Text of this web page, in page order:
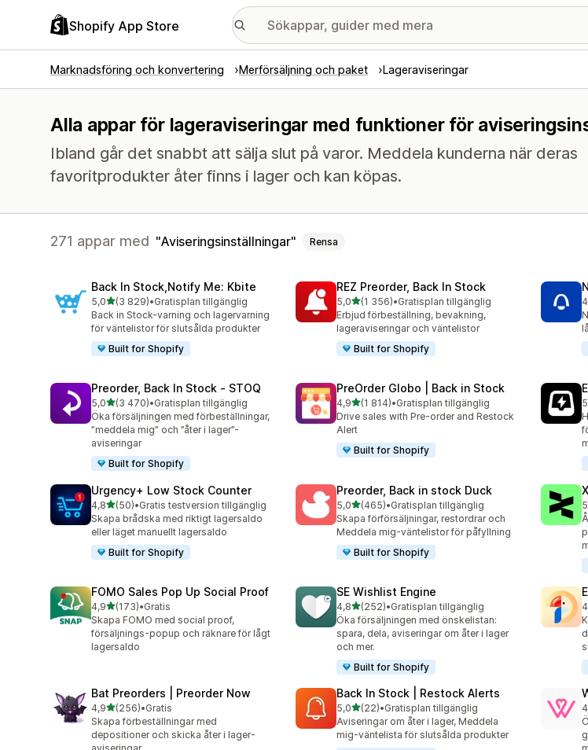
Shopify App Store
Marknadsföring och konvertering Merförsäljning och paket Lageraviseringar
Alla appar för lageraviseringar med funktioner för
Ibland går det snabbt att sälja slut på varor. Meddela kunderna när deras
favoritprodukter åter finns i lager och kan köpas.
271 appar med Aviseringsinställningar Rensa
Back In Stock,Notify Me: Kbite
5,0av 5 stjärnor
(3 829)
3829 recensioner totalt
•Gratisplan tillgänglig
Back in Stock-varning och lagervarning
för väntelistor för slutsålda produkter
Built for Shopify
REZ Preorder, Back In Stock
5,0av 5 stjärnor
(1 356)
1356 recensioner totalt
•Gratisplan tillgänglig
Erbjud förbeställning, bevakning,
lageraviseringar och väntelistor
Built for Shopify
Preorder, Back In Stock ‑ STOQ
5,0av 5 stjärnor
(3 470)
3470 recensioner totalt
•Gratisplan tillgänglig
Öka försäljningen med förbeställningar,
”meddela mig” och ”åter i lager”-
aviseringar
Built for Shopify
PreOrder Globo | Back in Stock
4,9av 5 stjärnor
(1 814)
1814 recensioner totalt
•Gratisplan tillgänglig
Drive sales with Pre-order and Restock
Alert
Built for Shopify
Urgency+ Low Stock Counter
4,8av 5 stjärnor
(50)
50 recensioner totalt
•Gratis testversion tillgänglig
Skapa brådska med riktigt lagersaldo
eller läget manuellt lagersaldo
Built for Shopify
Preorder, Back in stock Duck
5,0av 5 stjärnor
(465)
465 recensioner totalt
•Gratisplan tillgänglig
Skapa förförsäljningar, restordrar och
Meddela mig-väntelistor för påfyllning
Built for Shopify
FOMO Sales Pop Up Social Proof
4,9av 5 stjärnor
(173)
173 recensioner totalt
•Gratis
Skapa FOMO med social proof,
försäljnings-popup och räknare för lågt
lagersaldo
SE Wishlist Engine
4,8av 5 stjärnor
(252)
252 recensioner totalt
•Gratisplan tillgänglig
Öka försäljningen med önskelistan:
spara, dela, aviseringar om åter i lager
och mer.
Built for Shopify
Bat Preorders | Preorder Now
4,9av 5 stjärnor
(256)
256 recensioner totalt
•Gratis
Skapa förbeställningar med
depositioner och skicka åter i lager-
Back In Stock | Restock Alerts
5,0av 5 stjärnor
(22)
22 recensioner totalt
•Gratisplan tillgänglig
Aviseringar om åter i lager, Meddela
mig-väntelista för slutsålda produkter